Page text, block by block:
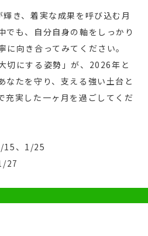
き、着実な成果を呼び込む月
でも、自分自身の軸をしっかり
向き合ってみてください。
切にする姿勢」が、2026年と
なたを守り、支える強い土台と
充実した一ヶ月を過ごしてくだ
、1/25
27